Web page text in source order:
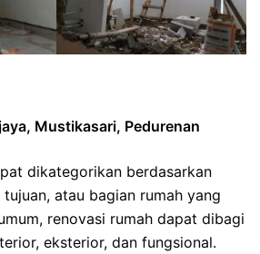
Mustikasari, Pedurenan
dikategorikan berdasarkan
atau bagian rumah yang
renovasi rumah dapat dibagi
eksterior, dan fungsional.